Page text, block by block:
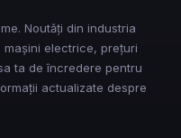
Noutăți din industria
electrice, prețuri
ta de încredere pentru
actualizate despre